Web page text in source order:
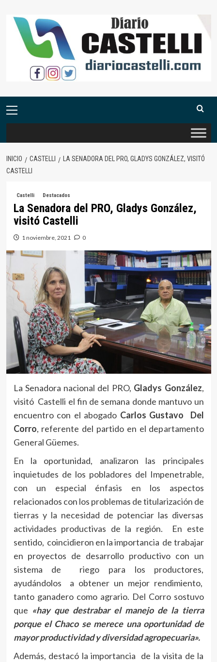
contenido
Menú
INICIO CASTELLI
LA SENADORA DEL PRO, GLADYS GONZÁLEZ, VISITÓ
CASTELLI
Castelli Destacados
La Senadora del PRO, Gladys González,
visitó Castelli
1 noviembre, 2021 0
La Senadora nacional del PRO, Gladys González,
visitó Castelli el fin de semana donde mantuvo un
encuentro con el abogado Carlos Gustavo Del
Corro, referente del partido en el departamento
General Güemes.
En la oportunidad, analizaron las principales
inquietudes de los pobladores del Impenetrable,
con un especial énfasis en los aspectos
relacionados con los problemas de titularización de
tierras y la necesidad de potenciar las diversas
actividades productivas de la región. En este
sentido, coincidieron en la importancia de trabajar
en proyectos de desarrollo productivo con un
sistema de riego para los productores,
ayudándolos a obtener un mejor rendimiento,
tanto ganadero como agrario. Del Corro sostuvo
que «hay que destrabar el manejo de la tierra
porque el Chaco se merece una oportunidad de
mayor productividad y diversidad agropecuaria».
Además, destacó la importancia de la visita de la